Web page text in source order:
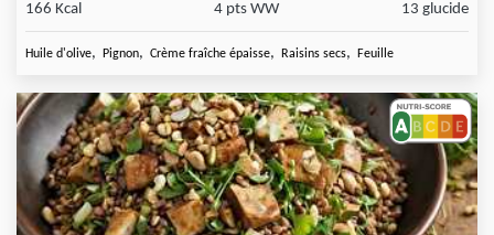
166 Kcal 4 pts WW 13 glucide
Huile d'olive, Pignon, Crème fraîche épaisse, Raisins secs, Feuille